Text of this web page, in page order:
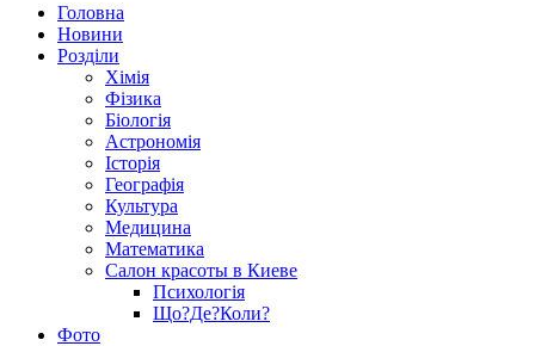
Головна
Новини
Розділи
Хімія
Фізика
Біологія
Астрономія
Історія
Географія
Культура
Медицина
Математика
Салон красоты в Киеве
Психологія
Що?Де?Коли?
Фото